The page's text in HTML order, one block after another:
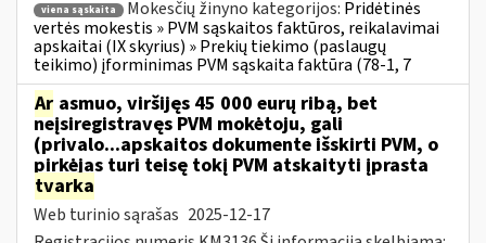
viena sąskaita
Mokesčių žinyno kategorijos: Pridėtinės
vertės mokestis » PVM sąskaitos faktūros, reikalavimai
apskaitai (IX skyrius) » Prekių tiekimo (paslaugų
teikimo) įforminimas PVM sąskaita faktūra (78-1, 7
Ar asmuo, viršijęs 45 000 eurų ribą, bet
neįsiregistravęs PVM mokėtoju, gali
(privalo...apskaitos dokumente išskirti PVM, o
pirkėjas turi teisę tokį PVM atskaityti įprasta
tvarka
Web turinio sąrašas 2025-12-17